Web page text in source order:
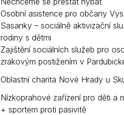
Osobní asistence pro občany
Sasanky – sociálně aktivizační
rodiny s dětmi
Zajištění sociálních služeb pro
zrakovým postižením v
Oblastní charita Nové Hrady u
Nízkoprahové zařízení pro děti a
+ sportem proti pasivitě